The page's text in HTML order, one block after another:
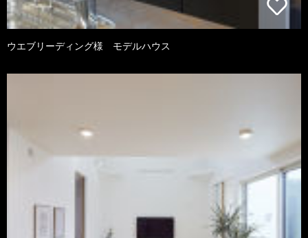
ウエブリーディング様 モデルハウス